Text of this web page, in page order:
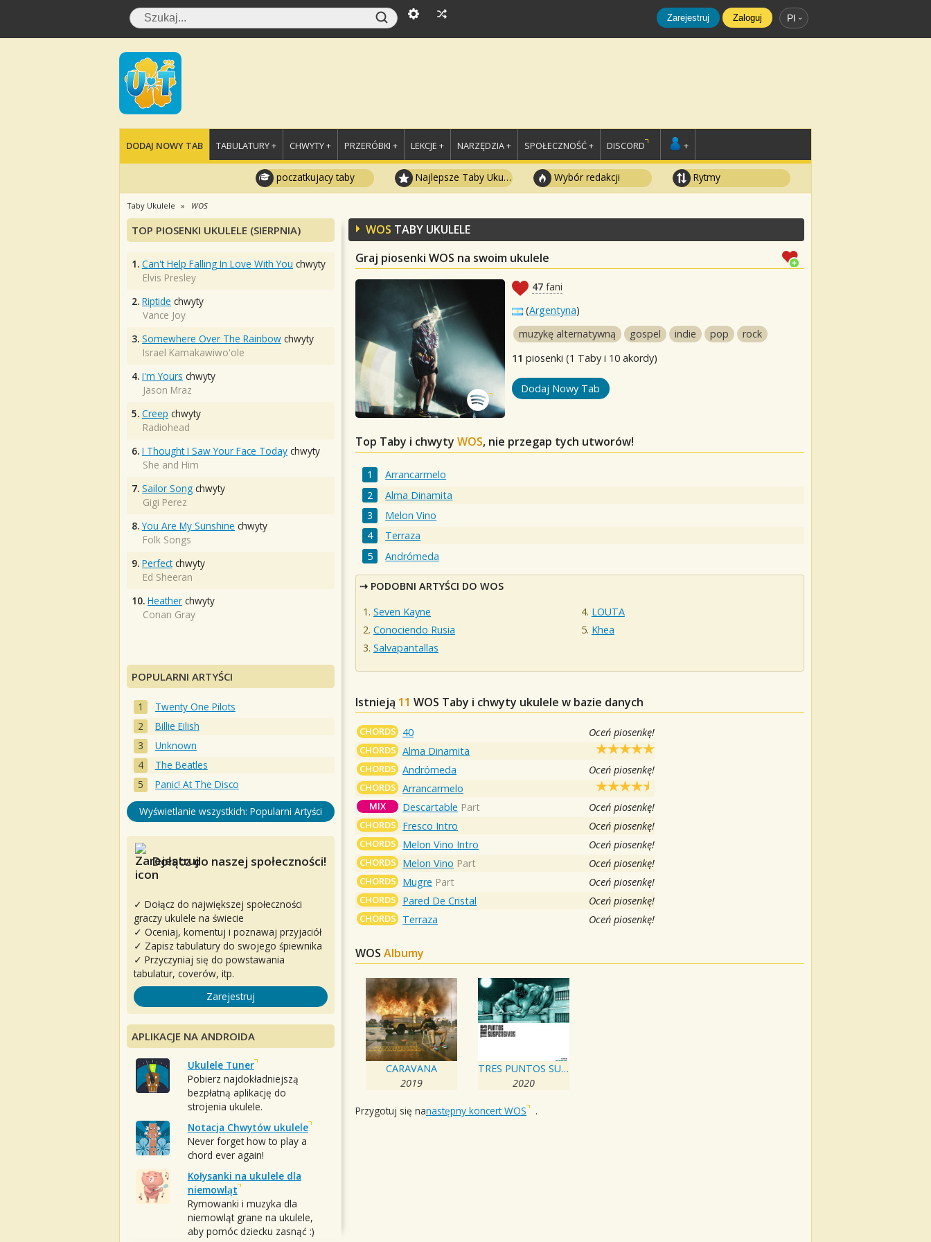
Zarejestruj Zaloguj Pl
DODAJ NOWY TAB TABULATURY + CHWYTY + PRZERÓBKI + LEKCJE + NARZĘDZIA + SPOŁECZNOŚĆ + DISCORD +
poczatkujacy taby Najlepsze Taby Ukulele Wybór redakcji Rytmy
Taby Ukulele WOS
WOS TABY UKULELE
Graj piosenki WOS na swoim ukulele
47 fani
(Argentyna)
muzykę alternatywną
gospel indie pop
rock
11 piosenki (1 Taby i 10 akordy)
Dodaj Nowy Tab
Top Taby i chwyty WOS, nie przegap tych utworów!
Arrancarmelo
Alma Dinamita
Melon Vino
Terraza
Andrómeda
PODOBNI ARTYŚCI DO WOS
Seven Kayne
Conociendo Rusia
Salvapantallas
LOUTA
Khea
Istnieją 11 WOS Taby i chwyty ukulele w bazie danych
CHORDS 40 Oceń piosenkę!
CHORDS Alma Dinamita
CHORDS Andrómeda Oceń piosenkę!
CHORDS Arrancarmelo
MIX Descartable Part Oceń piosenkę!
CHORDS Fresco Intro Oceń piosenkę!
CHORDS Melon Vino Intro Oceń piosenkę!
CHORDS Melon Vino Part Oceń piosenkę!
CHORDS Mugre Part Oceń piosenkę!
CHORDS Pared De Cristal Oceń piosenkę!
CHORDS Terraza Oceń piosenkę!
WOS Albumy
CARAVANA
2019
TRES PUNTOS SUSPENSIVOS
2020
Przygotuj się nanastępny koncert WOS .
TOP PIOSENKI UKULELE (SIERPNIA)
1. Can't Help Falling In Love With You chwyty
Elvis Presley
2. Riptide chwyty
Vance Joy
3. Somewhere Over The Rainbow chwyty
Israel Kamakawiwo'ole
4. I'm Yours chwyty
Jason Mraz
5. Creep chwyty
Radiohead
6. I Thought I Saw Your Face Today chwyty
She and Him
7. Sailor Song chwyty
Gigi Perez
8. You Are My Sunshine chwyty
Folk Songs
9. Perfectchwyty
Ed Sheeran
10. Heather chwyty
Conan Gray
POPULARNI ARTYŚCI
Twenty One Pilots
Billie Eilish
Unknown
The Beatles
Panic! At The Disco
Wyświetlanie wszystkich: Popularni Artyści
Dołącz do naszej społeczności!
✓ Dołącz do największej społeczności
graczy ukulele na świecie
✓ Oceniaj, komentuj i poznawaj przyjaciół
✓ Zapisz tabulatury do swojego śpiewnika
✓ Przyczyniaj się do powstawania
tabulatur, coverów, itp.
Zarejestruj
APLIKACJE NA ANDROIDA
Ukulele Tuner
Pobierz najdokładniejszą
bezpłatną aplikację do
strojenia ukulele.
Notacja Chwytów ukulele
Never forget how to play a
chord ever again!
Kołysanki na ukulele dla
niemowląt
Rymowanki i muzyka dla
niemowląt grane na ukulele,
aby pomóc dziecku zasnąć :)